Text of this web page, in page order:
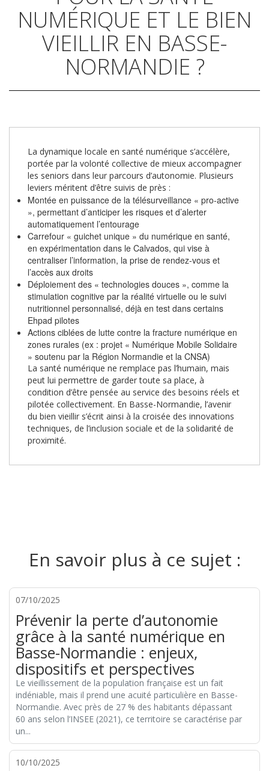
NUMÉRIQUE ET LE BIEN
VIEILLIR EN BASSE-
NORMANDIE ?
La dynamique locale en santé numérique s’accélère,
portée par la volonté collective de mieux accompagner
les seniors dans leur parcours d’autonomie. Plusieurs
leviers méritent d’être suivis de près :
Montée en puissance de la télésurveillance « pro-active
», permettant d’anticiper les risques et d’alerter
automatiquement l’entourage
Carrefour « guichet unique » du numérique en santé,
en expérimentation dans le Calvados, qui vise à
centraliser l’information, la prise de rendez-vous et
l’accès aux droits
Déploiement des « technologies douces », comme la
stimulation cognitive par la réalité virtuelle ou le suivi
nutritionnel personnalisé, déjà en test dans certains
Ehpad pilotes
Actions ciblées de lutte contre la fracture numérique en
zones rurales (ex : projet « Numérique Mobile Solidaire
» soutenu par la Région Normandie et la CNSA)
La santé numérique ne remplace pas l’humain, mais
peut lui permettre de garder toute sa place, à
condition d’être pensée au service des besoins réels et
pilotée collectivement. En Basse-Normandie, l’avenir
du bien vieillir s’écrit ainsi à la croisée des innovations
techniques, de l’inclusion sociale et de la solidarité de
proximité.
En savoir plus à ce sujet :
07/10/2025
Prévenir la perte d’autonomie
grâce à la santé numérique en
Basse-Normandie : enjeux,
dispositifs et perspectives
Le vieillissement de la population française est un fait
indéniable, mais il prend une acuité particulière en Basse-
Normandie. Avec près de 27 % des habitants dépassant
60 ans selon l’INSEE (2021), ce territoire se caractérise par
un...
10/10/2025